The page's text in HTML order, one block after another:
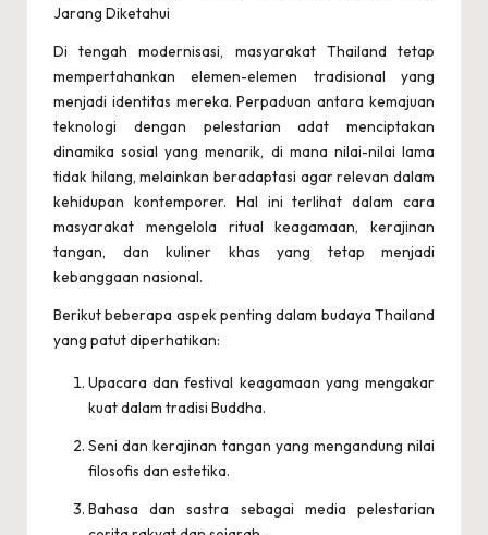
Jarang Diketahui
Di tengah modernisasi, masyarakat Thailand tetap
mempertahankan elemen-elemen tradisional yang
menjadi identitas mereka. Perpaduan antara kemajuan
teknologi dengan pelestarian adat menciptakan
dinamika sosial yang menarik, di mana nilai-nilai lama
tidak hilang, melainkan beradaptasi agar relevan dalam
kehidupan kontemporer. Hal ini terlihat dalam cara
masyarakat mengelola ritual keagamaan, kerajinan
tangan, dan kuliner khas yang tetap menjadi
kebanggaan nasional.
Berikut beberapa aspek penting dalam budaya Thailand
yang patut diperhatikan:
Upacara dan festival keagamaan yang mengakar
kuat dalam tradisi Buddha.
Seni dan kerajinan tangan yang mengandung nilai
filosofis dan estetika.
Bahasa dan sastra sebagai media pelestarian